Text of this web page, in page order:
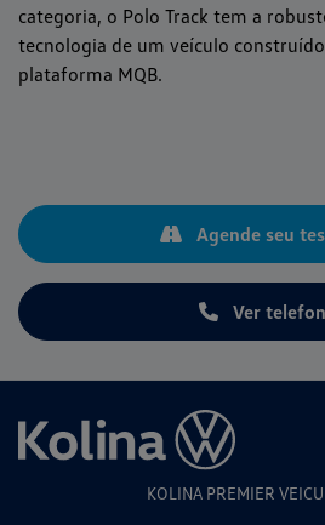
categoria, o Polo Track tem a
tecnologia de um veículo
plataforma MQB.
Ver
Agende seu
KOLINA PREMIER